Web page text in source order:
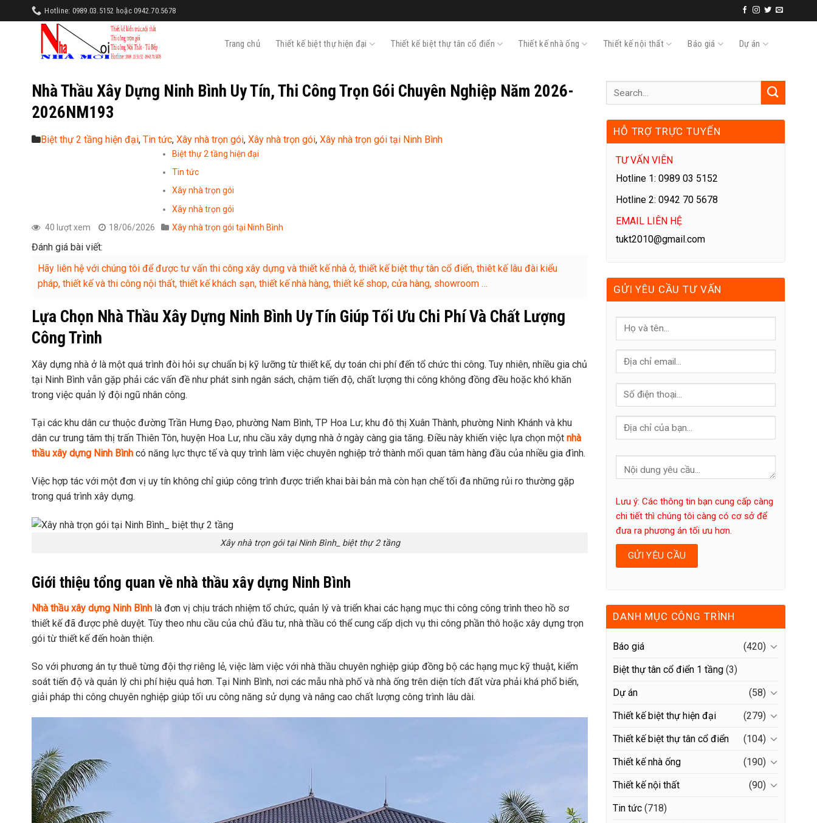
to
Hotline: 0989.03.5152 hoặc 0942.70.5678
Trang chủ Thiết kế biệt thự hiện đại Thiết kế biệt thự tân cổ điển Thiết kế nhà ống Thiết kế nội thất Báo giá Dự án
Nhà Thầu Xây Dựng Ninh Bình Uy Tín, Thi Công Trọn Gói Chuyên Nghiệp Năm 2026-
2026NM193
Biệt thự 2 tầng hiện đại, Tin tức, Xây nhà trọn gói, Xây nhà trọn gói, Xây nhà trọn gói tại Ninh Bình
40 lượt xem 18/06/2026
Biệt thự 2 tầng hiện đại
Tin tức
Xây nhà trọn gói
Xây nhà trọn gói
Xây nhà trọn gói tại Ninh Bình
Đánh giá bài viết:
Hãy liên hệ với chúng tôi để được tư vấn thi công xây dựng và thiết kế nhà ở, thiết kế biệt thự tân cổ điển, thiêt kế lâu đài kiểu
pháp, thiết kế và thi công nội thất, thiết kế khách sạn, thiết kế nhà hàng, thiết kế shop, cửa hàng, showroom …
Lựa Chọn Nhà Thầu Xây Dựng Ninh Bình Uy Tín Giúp Tối Ưu Chi Phí Và Chất Lượng
Công Trình
Xây dựng nhà ở là một quá trình đòi hỏi sự chuẩn bị kỹ lưỡng từ thiết kế, dự toán chi phí đến tổ chức thi công. Tuy nhiên, nhiều gia chủ
tại Ninh Bình vẫn gặp phải các vấn đề như phát sinh ngân sách, chậm tiến độ, chất lượng thi công không đồng đều hoặc khó khăn
trong việc quản lý đội ngũ nhân công.
Tại các khu dân cư thuộc đường Trần Hưng Đạo, phường Nam Bình, TP Hoa Lư; khu đô thị Xuân Thành, phường Ninh Khánh và khu
dân cư trung tâm thị trấn Thiên Tôn, huyện Hoa Lư, nhu cầu xây dựng nhà ở ngày càng gia tăng. Điều này khiến việc lựa chọn một nhà
thầu xây dựng Ninh Bình có năng lực thực tế và quy trình làm việc chuyên nghiệp trở thành mối quan tâm hàng đầu của nhiều gia đình.
Việc hợp tác với một đơn vị uy tín không chỉ giúp công trình được triển khai bài bản mà còn hạn chế tối đa những rủi ro thường gặp
trong quá trình xây dựng.
Xây nhà trọn gói tại Ninh Bình_ biệt thự 2 tầng
Giới thiệu tổng quan về nhà thầu xây dựng Ninh Bình
Nhà thầu xây dựng Ninh Bình là đơn vị chịu trách nhiệm tổ chức, quản lý và triển khai các hạng mục thi công công trình theo hồ sơ
thiết kế đã được phê duyệt. Tùy theo nhu cầu của chủ đầu tư, nhà thầu có thể cung cấp dịch vụ thi công phần thô hoặc xây dựng trọn
gói từ thiết kế đến hoàn thiện.
So với phương án tự thuê từng đội thợ riêng lẻ, việc làm việc với nhà thầu chuyên nghiệp giúp đồng bộ các hạng mục kỹ thuật, kiểm
soát tiến độ và quản lý chi phí hiệu quả hơn. Tại Ninh Bình, nơi các mẫu nhà phố và nhà ống trên diện tích đất vừa phải khá phổ biến,
giải pháp thi công chuyên nghiệp giúp tối ưu công năng sử dụng và nâng cao chất lượng công trình lâu dài.
HỖ TRỢ TRỰC TUYẾN
TƯ VẤN VIÊN
Hotline 1: 0989 03 5152
Hotline 2: 0942 70 5678
EMAIL LIÊN HỆ
tukt2010@gmail.com
GỬI YÊU CẦU TƯ VẤN
Lưu ý: Các thông tin bạn cung cấp càng
chi tiết thì chúng tôi càng có cơ sở để
đưa ra phương án tối ưu hơn.
DANH MỤC CÔNG TRÌNH
Báo giá
(420)
Biệt thự tân cổ điển 1 tầng (3)
Dự án
(58)
Thiết kế biệt thự hiện đại
(279)
Thiết kế biệt thự tân cổ điển
(104)
Thiết kế nhà ống
(190)
Thiết kế nội thất
(90)
Tin tức (718)